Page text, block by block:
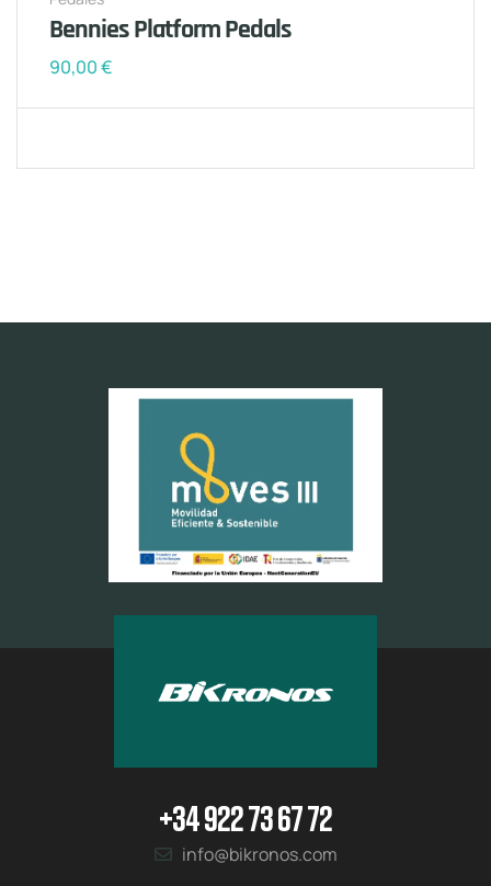
Bennies Platform Pedals
90,00€
+34 922 73 67 72
info@bikronos.com